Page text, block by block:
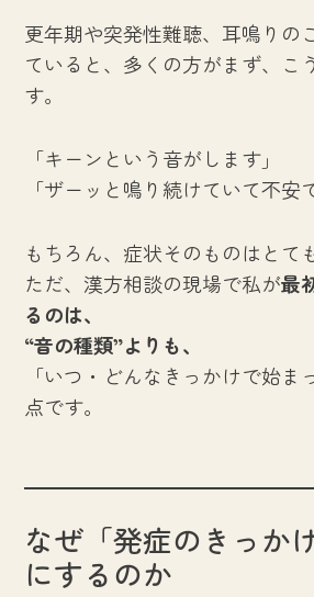
更年期や突発性難聴、耳鳴りの
ていると、多くの方がまず、こ
す。
「キーンという音がします」
「ザーッと鳴り続けていて不安
もちろん、症状そのものはとて
ただ、漢方相談の現場で私が最
るのは、
“音の種類”よりも、
「いつ・どんなきっかけで始ま
点です。
なぜ「発症のきっか
にするのか